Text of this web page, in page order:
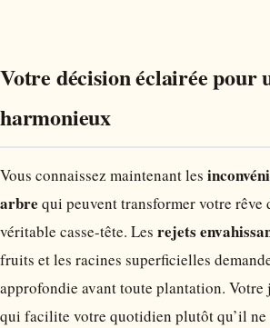
Votre décision éclairée pour
harmonieux
Vous connaissez maintenant les
arbre qui peuvent transformer votre rêve
véritable casse-tête. Les rejets
fruits et les racines superficielles
approfondie avant toute plantation.
qui facilite votre quotidien plutôt qu’il